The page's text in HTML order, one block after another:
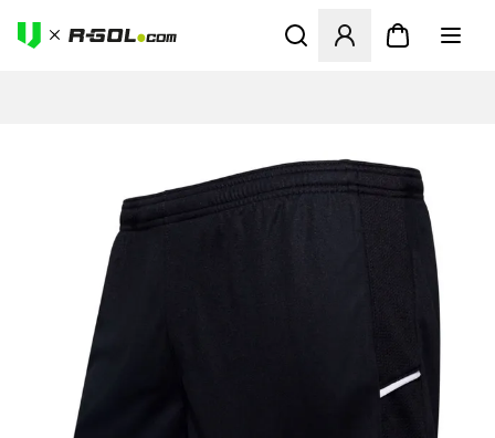
Otvorí modál na